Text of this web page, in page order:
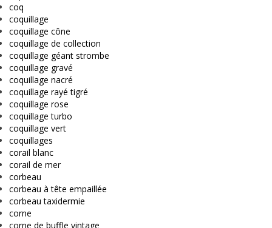
coq
coquillage
coquillage cône
coquillage de collection
coquillage géant strombe
coquillage gravé
coquillage nacré
coquillage rayé tigré
coquillage rose
coquillage turbo
coquillage vert
coquillages
corail blanc
corail de mer
corbeau
corbeau à tête empaillée
corbeau taxidermie
corne
corne de buffle vintage